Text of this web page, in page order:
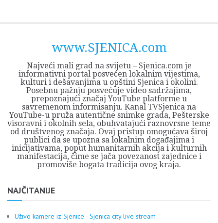
www.SJENICA.com
Najveći mali grad na svijetu – Sjenica.com je
informativni portal posvećen lokalnim vijestima,
kulturi i dešavanjima u opštini Sjenica i okolini.
Posebnu pažnju posvećuje video sadržajima,
prepoznajući značaj YouTube platforme u
savremenom informisanju. Kanal TVSjenica na
YouTube-u pruža autentične snimke grada, Pešterske
visoravni i okolnih sela, obuhvatajući raznovrsne teme
od društvenog značaja. Ovaj pristup omogućava široj
publici da se upozna sa lokalnim događajima i
inicijativama, poput humanitarnih akcija i kulturnih
manifestacija, čime se jača povezanost zajednice i
promoviše bogata tradicija ovog kraja.
NAJČITANIJE
Uživo kamere iz Sjenice - Sjenica city live stream